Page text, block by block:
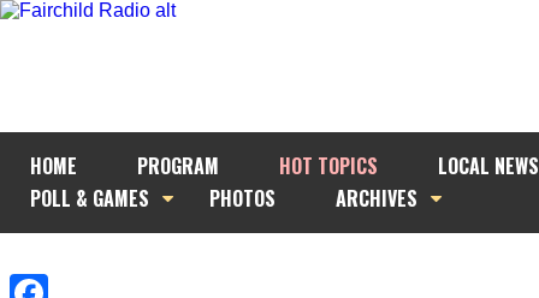
HOME PROGRAM HOT TOPICS
LOCAL NEWS
POLL & GAMES
PHOTOS ARCHIVES